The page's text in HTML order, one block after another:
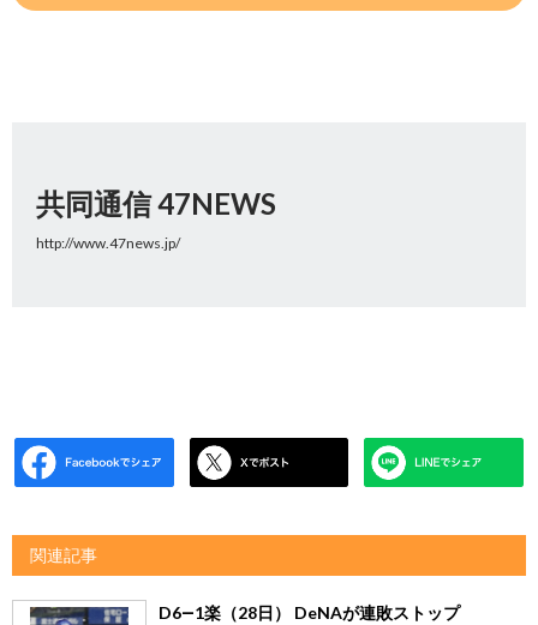
共同通信 47NEWS
http://www.47news.jp/
関連記事
D6―1楽（28日） DeNAが連敗ストップ